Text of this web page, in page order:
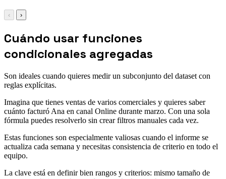
‹ ›
Cuándo usar funciones
condicionales agregadas
Son ideales cuando quieres medir un subconjunto del dataset con
reglas explícitas.
Imagina que tienes ventas de varios comerciales y quieres saber
cuánto facturó Ana en canal Online durante marzo. Con una sola
fórmula puedes resolverlo sin crear filtros manuales cada vez.
Estas funciones son especialmente valiosas cuando el informe se
actualiza cada semana y necesitas consistencia de criterio en todo el
equipo.
La clave está en definir bien rangos y criterios: mismo tamaño de